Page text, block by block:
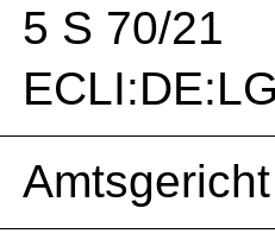
5 S 70/21